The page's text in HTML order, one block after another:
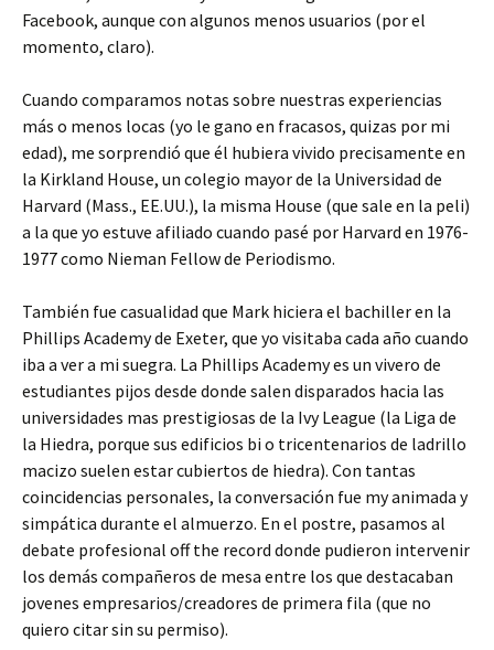
Facebook, aunque con algunos menos usuarios (por el
momento, claro).
Cuando comparamos notas sobre nuestras experiencias
más o menos locas (yo le gano en fracasos, quizas por mi
edad), me sorprendió que él hubiera vivido precisamente en
la Kirkland House, un colegio mayor de la Universidad de
Harvard (Mass., EE.UU.), la misma House (que sale en la peli)
a la que yo estuve afiliado cuando pasé por Harvard en 1976-
1977 como Nieman Fellow de Periodismo.
También fue casualidad que Mark hiciera el bachiller en la
Phillips Academy de Exeter, que yo visitaba cada año cuando
iba a ver a mi suegra. La Phillips Academy es un vivero de
estudiantes pijos desde donde salen disparados hacia las
universidades mas prestigiosas de la Ivy League (la Liga de
la Hiedra, porque sus edificios bi o tricentenarios de ladrillo
macizo suelen estar cubiertos de hiedra). Con tantas
coincidencias personales, la conversación fue my animada y
simpática durante el almuerzo. En el postre, pasamos al
debate profesional off the record donde pudieron intervenir
los demás compañeros de mesa entre los que destacaban
jovenes empresarios/creadores de primera fila (que no
quiero citar sin su permiso).